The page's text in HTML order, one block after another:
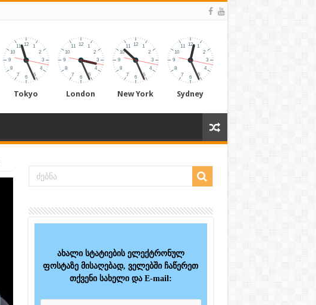
Tokyo London New York Sydney
ახალი სტატიების ელექტრონულ
ფოსტაზე მისაღებად, ველებში ჩაწერეთ
თქვენი სახელი და E-mail: